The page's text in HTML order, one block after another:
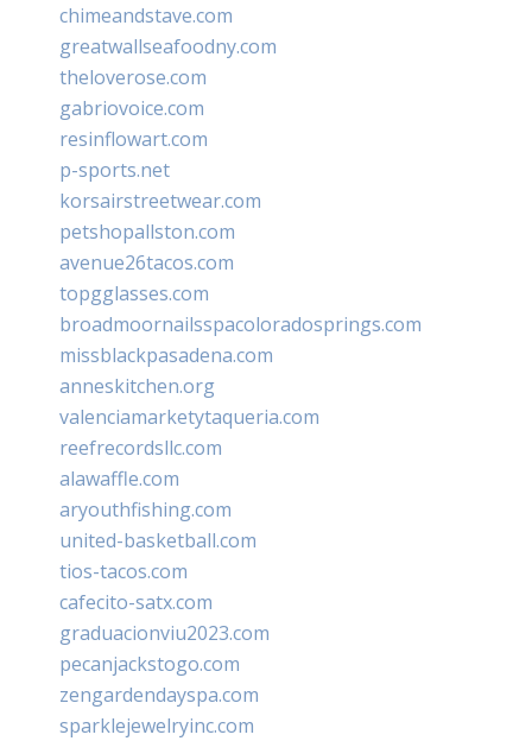
chimeandstave.com
greatwallseafoodny.com
theloverose.com
gabriovoice.com
resinflowart.com
p-sports.net
korsairstreetwear.com
petshopallston.com
avenue26tacos.com
topgglasses.com
broadmoornailsspacoloradosprings.com
missblackpasadena.com
anneskitchen.org
valenciamarketytaqueria.com
reefrecordsllc.com
alawaffle.com
aryouthfishing.com
united-basketball.com
tios-tacos.com
cafecito-satx.com
graduacionviu2023.com
pecanjackstogo.com
zengardendayspa.com
sparklejewelryinc.com